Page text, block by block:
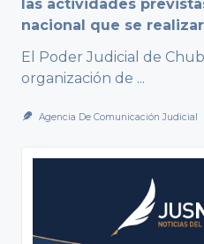
las actividades
nacional que se
El Poder Judicial de
organización de ...
Agencia De Comunicación Judicial